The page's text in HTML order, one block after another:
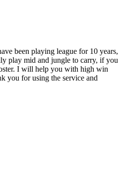
been playing league for 10 years,
play mid and jungle to carry, if you
I will help you with high win
you for using the service and